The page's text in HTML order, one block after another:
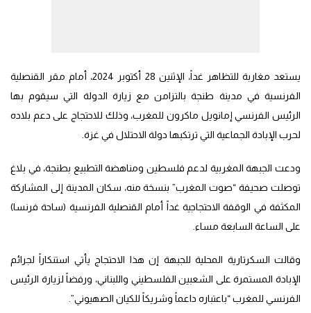
يستعد مغاربة للتظاهر غداً، الإثنين 28 أكتوبر 2024، أمام مقر القنصلية
الفرنسية في مدينة طنجة بالتزامن مع زيارة الدولة التي سيقوم بها
الرئيس الفرنسي إمانويل ماكرون للمغرب، وذلك للاحتجاج على دعم بلاده
لحرب الإبادة الجماعية التي ترتكبها دولة الاحتلال في غزة.
ودعت الجبهة المغربية لدعم فلسطين ومناهضة التطبيع بطنجة، في بلاغ
توصلت صحيفة “صوت المغرب” بنسخة منه، سكان المدينة إلى المشاركة
المكثفة في الوقفة الاحتجاجية غداً أمام القنصلية الفرنسية (ساحة فرنسا)
على الساعة السابعة مساء.
وقالت السكرتارية المحلية للجبهة إن هذا الاحتجاج يأتي استنكاراً لجرائم
الإبادة المستمرة على الشعبين الفلسطيني واللبناني، ورفضاً لزيارة الرئيس
الفرنسي للمغرب “باعتباره داعماً وشريكاً للكيان الصهيوني”.